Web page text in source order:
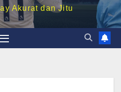
Akurat dan Jitu